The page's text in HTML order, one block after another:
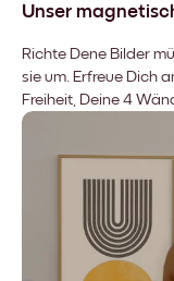
Unser
Richte Dene Bilder
sie um. Erfreue Dich
Freiheit, Deine 4